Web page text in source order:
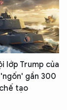
lớp Trump của
gần 300
tạo